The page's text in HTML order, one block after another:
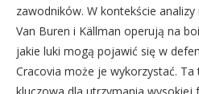
zawodników. W kontekście
Van Buren i Källman operują na
jakie luki mogą pojawić się w
Cracovia może je wykorzystać.